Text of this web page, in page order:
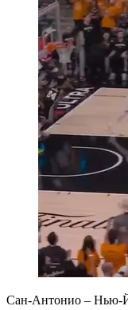
Сан-Антонио – Нью-